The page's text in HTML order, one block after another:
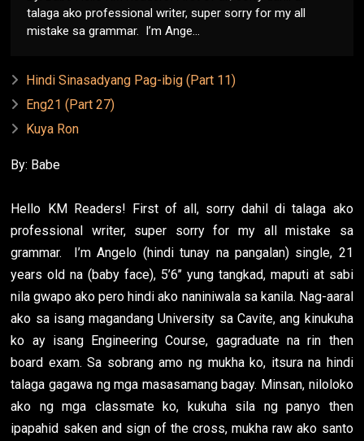
talaga ako professional writer, super sorry for my all
mistake sa grammar. I’m Ange...
Hindi Sinasadyang Pag-ibig (Part 11)
Eng21 (Part 27)
Kuya Ron
By: Babe
Hello KM Readers! First of all, sorry dahil di talaga ako
professional writer, super sorry for my all mistake sa
grammar. I’m Angelo (hindi tunay na pangalan) single, 21
years old na (baby face), 5’6’’ yung tangkad, maputi at sabi
nila gwapo ako pero hindi ako naniniwala sa kanila. Nag-aaral
ako sa isang magandang University sa Cavite, ang kinukuha
ko ay isang Engineering Course, gagraduate na rin then
board exam. Sa sobrang amo ng mukha ko, itsura na hindi
talaga gagawa ng mga masasamang bagay. Minsan, niloloko
ako ng mga classmate ko, kukuha sila ng panyo then
ipapahid saken and sign of the cross, mukha raw ako santo